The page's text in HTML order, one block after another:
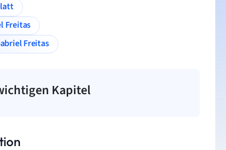
Freitas
Freitas
Kapitel